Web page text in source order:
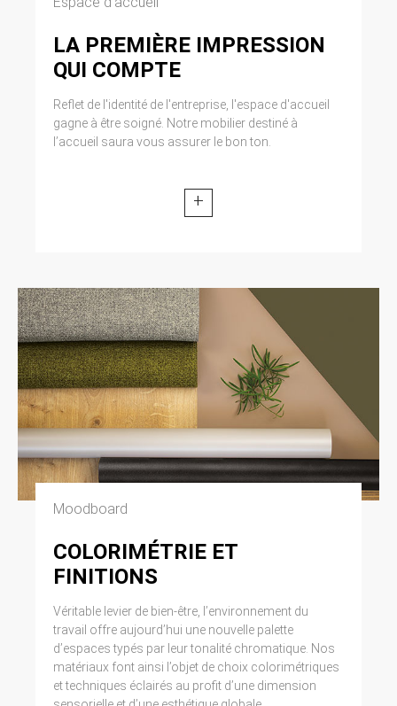
LA PREMIÈRE IMPRESSION
QUI COMPTE
Reflet de l'identité de l'entreprise, l'espace d'accueil
gagne à être soigné. Notre mobilier destiné à
l’accueil saura vous assurer le bon ton.
+
Moodboard
COLORIMÉTRIE ET
FINITIONS
Véritable levier de bien-être, l’environnement du
travail offre aujourd’hui une nouvelle palette
d’espaces typés par leur tonalité chromatique. Nos
matériaux font ainsi l’objet de choix colorimétriques
et techniques éclairés au profit d’une dimension